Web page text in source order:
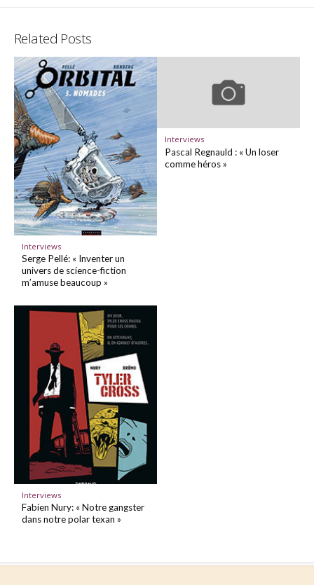
Related Posts
Interviews
Serge Pellé: « Inventer un
univers de science-fiction
m’amuse beaucoup »
Interviews
Pascal Regnauld : « Un loser
comme héros »
Interviews
Fabien Nury: « Notre gangster
dans notre polar texan »